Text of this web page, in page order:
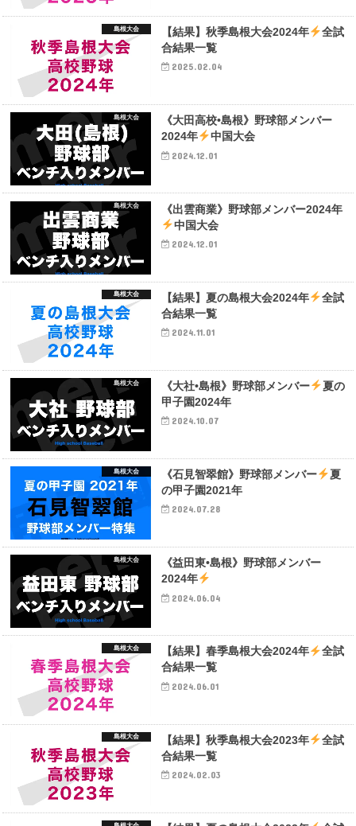
島根大会 【結果】秋季島根大会2024年
全試
合結果一覧
2025.02.04
島根大会
《大田高校•島根》野球部メンバー
2024年
中国大会
2024.12.01
島根大会
《出雲商業》野球部メンバー2024年
中国大会
2024.12.01
島根大会 【結果】夏の島根大会2024年
全試
合結果一覧
2024.11.01
島根大会 《大社•島根》野球部メンバー
夏の
甲子園2024年
2024.10.07
島根大会 《石見智翠館》野球部メンバー
夏
の甲子園2021年
2024.07.28
島根大会
《益田東•島根》野球部メンバー
2024年
2024.06.04
島根大会 【結果】春季島根大会2024年
全試
合結果一覧
2024.06.01
島根大会 【結果】秋季島根大会2023年
全試
合結果一覧
2024.02.03